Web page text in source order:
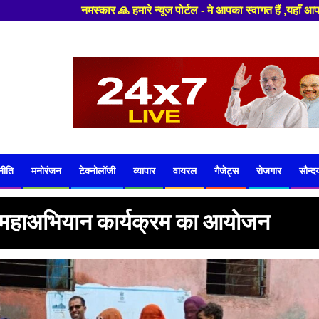
पोर्टल - मे आपका स्वागत हैं ,यहाँ आपको हमेशा ताजा खबरों से रूबरू कराया
मनोरंजन टेक्नोलॉजी व्यापार वायरल गैजेट्स रोजगार
कार्यक्रम का आयोजन